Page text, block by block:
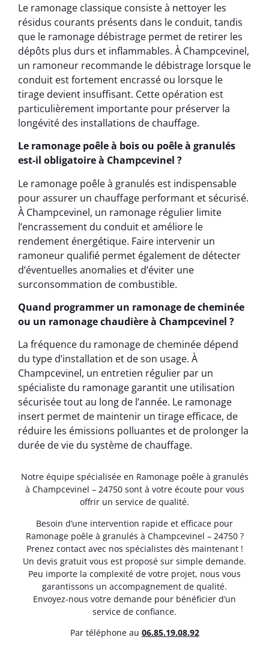
Le ramonage classique consiste à nettoyer les
résidus courants présents dans le conduit, tandis
que le ramonage débistrage permet de retirer les
dépôts plus durs et inflammables. À Champcevinel,
un ramoneur recommande le débistrage lorsque le
conduit est fortement encrassé ou lorsque le
tirage devient insuffisant. Cette opération est
particulièrement importante pour préserver la
longévité des installations de chauffage.
Le ramonage poêle à bois ou poêle à granulés
est-il obligatoire à Champcevinel ?
Le ramonage poêle à granulés est indispensable
pour assurer un chauffage performant et sécurisé.
À Champcevinel, un ramonage régulier limite
l’encrassement du conduit et améliore le
rendement énergétique. Faire intervenir un
ramoneur qualifié permet également de détecter
d’éventuelles anomalies et d’éviter une
surconsommation de combustible.
Quand programmer un ramonage de cheminée
ou un ramonage chaudière à Champcevinel ?
La fréquence du ramonage de cheminée dépend
du type d’installation et de son usage. À
Champcevinel, un entretien régulier par un
spécialiste du ramonage garantit une utilisation
sécurisée tout au long de l’année. Le ramonage
insert permet de maintenir un tirage efficace, de
réduire les émissions polluantes et de prolonger la
durée de vie du système de chauffage.
Notre équipe spécialisée en Ramonage poêle à granulés
à Champcevinel – 24750 sont à votre écoute pour vous
offrir un service de qualité.
Besoin d’une intervention rapide et efficace pour
Ramonage poêle à granulés à Champcevinel – 24750 ?
Prenez contact avec nos spécialistes dès maintenant !
Un devis gratuit vous est proposé sur simple demande.
Peu importe la complexité de votre projet, nous vous
garantissons un accompagnement de qualité.
Envoyez-nous votre demande pour bénéficier d’un
service de confiance.
Par téléphone au 06.85.19.08.92